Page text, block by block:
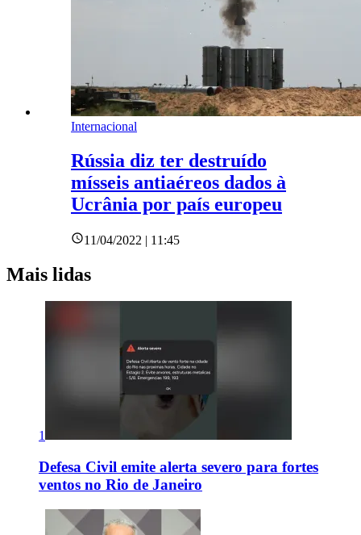
Internacional
Rússia diz ter destruído
mísseis antiaéreos dados à
Ucrânia por país europeu
11/04/2022 | 11:45
Mais lidas
1
Defesa Civil emite alerta severo para fortes
ventos no Rio de Janeiro